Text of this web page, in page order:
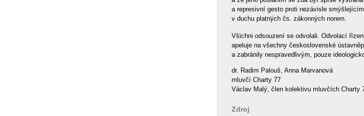
a represivní gesto proti nezávisle
v duchu platných čs. zákonných norem.
Všichni odsouzení se odvolali. Odvolací
apeluje na všechny československé
a zabránily nespravedlivým, pouze
dr. Radim Palouš, Anna Marvanová
mluvčí Charty 77
Václav Malý, člen kolektivu mluvčích Charty
Zdroj